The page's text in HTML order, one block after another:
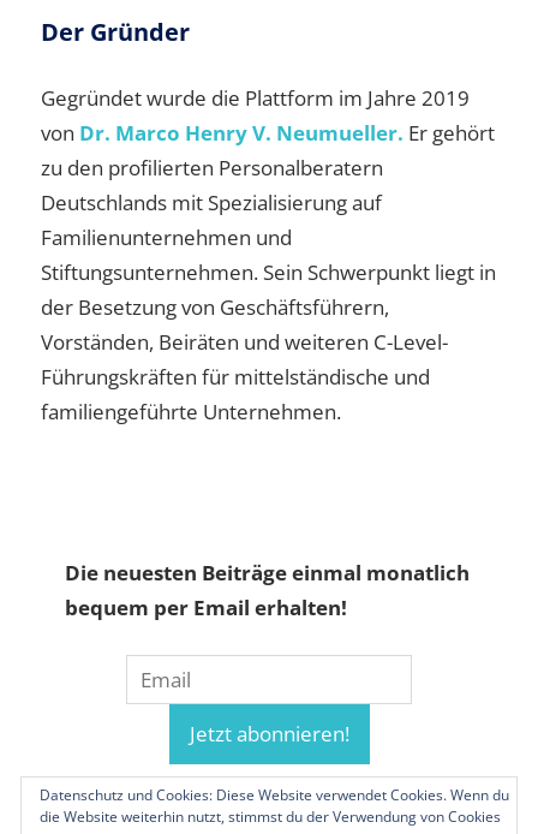
Der Gründer
Gegründet wurde die Plattform im Jahre 2019
von Dr. Marco Henry V. Neumueller. Er gehört
zu den profilierten Personalberatern
Deutschlands mit Spezialisierung auf
Familienunternehmen und
Stiftungsunternehmen. Sein Schwerpunkt liegt in
der Besetzung von Geschäftsführern,
Vorständen, Beiräten und weiteren C-Level-
Führungskräften für mittelständische und
familiengeführte Unternehmen.
Die neuesten Beiträge einmal monatlich
bequem per Email erhalten!
Datenschutz und Cookies: Diese Website verwendet Cookies. Wenn du
die Website weiterhin nutzt, stimmst du der Verwendung von Cookies